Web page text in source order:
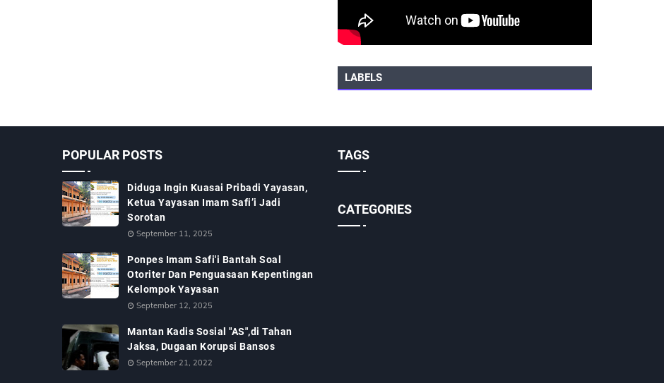
LABELS
POPULAR POSTS
Diduga Ingin Kuasai Pribadi Yayasan,
Ketua Yayasan Imam Safi’i Jadi
Sorotan
September 11, 2025
Ponpes Imam Safi'i Bantah Soal
Otoriter Dan Penguasaan Kepentingan
Kelompok Yayasan
September 12, 2025
Mantan Kadis Sosial "AS",di Tahan
Jaksa, Dugaan Korupsi Bansos
September 21, 2022
TAGS
CATEGORIES